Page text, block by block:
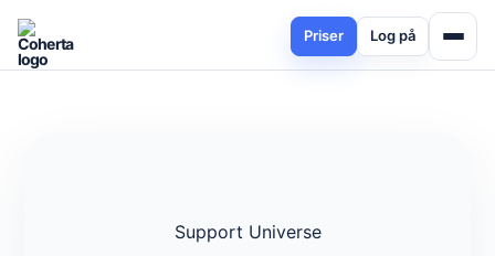
Priser Log på
Support Universe